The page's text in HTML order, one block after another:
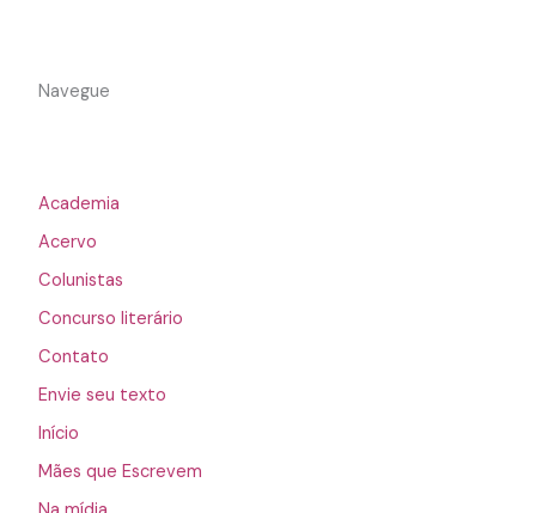
Navegue
Academia
Acervo
Colunistas
Concurso literário
Contato
Envie seu texto
Início
Mães que Escrevem